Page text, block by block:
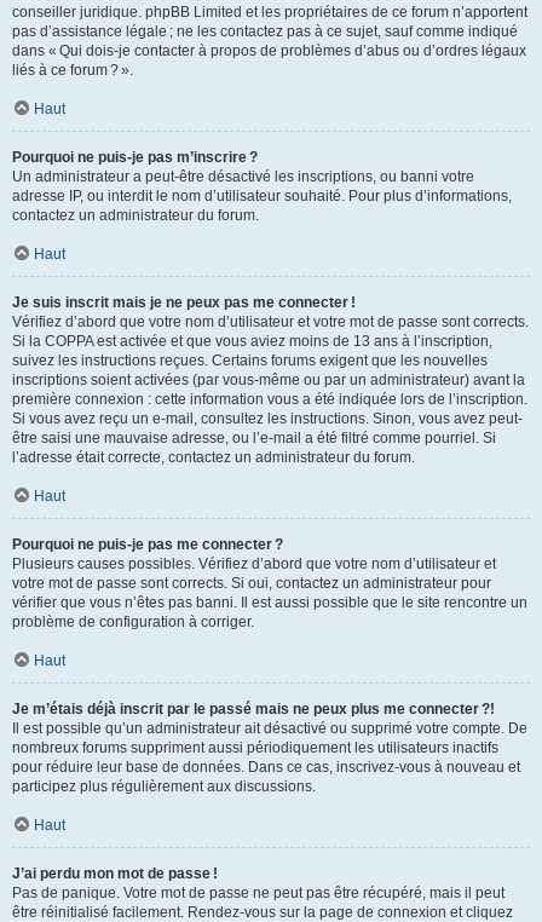
conseiller juridique. phpBB Limited et les propriétaires de ce forum n’apportent
pas d’assistance légale ; ne les contactez pas à ce sujet, sauf comme indiqué
dans « Qui dois-je contacter à propos de problèmes d’abus ou d’ordres légaux
liés à ce forum ? ».
Haut
Pourquoi ne puis-je pas m’inscrire ?
Un administrateur a peut-être désactivé les inscriptions, ou banni votre
adresse IP, ou interdit le nom d’utilisateur souhaité. Pour plus d’informations,
contactez un administrateur du forum.
Haut
Je suis inscrit mais je ne peux pas me connecter !
Vérifiez d’abord que votre nom d’utilisateur et votre mot de passe sont corrects.
Si la COPPA est activée et que vous aviez moins de 13 ans à l’inscription,
suivez les instructions reçues. Certains forums exigent que les nouvelles
inscriptions soient activées (par vous-même ou par un administrateur) avant la
première connexion : cette information vous a été indiquée lors de l’inscription.
Si vous avez reçu un e-mail, consultez les instructions. Sinon, vous avez peut-
être saisi une mauvaise adresse, ou l’e-mail a été filtré comme pourriel. Si
l’adresse était correcte, contactez un administrateur du forum.
Haut
Pourquoi ne puis-je pas me connecter ?
Plusieurs causes possibles. Vérifiez d’abord que votre nom d’utilisateur et
votre mot de passe sont corrects. Si oui, contactez un administrateur pour
vérifier que vous n’êtes pas banni. Il est aussi possible que le site rencontre un
problème de configuration à corriger.
Haut
Je m’étais déjà inscrit par le passé mais ne peux plus me connecter ?!
Il est possible qu’un administrateur ait désactivé ou supprimé votre compte. De
nombreux forums suppriment aussi périodiquement les utilisateurs inactifs
pour réduire leur base de données. Dans ce cas, inscrivez-vous à nouveau et
participez plus régulièrement aux discussions.
Haut
J’ai perdu mon mot de passe !
Pas de panique. Votre mot de passe ne peut pas être récupéré, mais il peut
être réinitialisé facilement. Rendez-vous sur la page de connexion et cliquez